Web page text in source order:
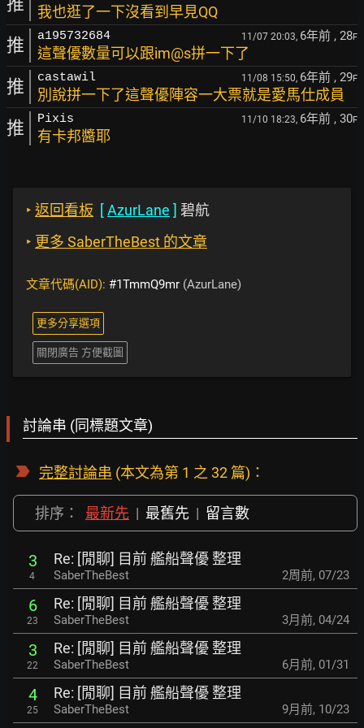
我也逛了一下沒看到早見QQ
推 a195732684 11/07 20:03, 6年前 , 28F
這聲優數量可以跟im@s拼一下了
推 castawil 11/08 15:50, 6年前 , 29F
別說拼一下了這聲優陣容一大票就是愛馬仕成員
推 Pixis 11/10 18:23, 6年前 , 30F
有卡邦醬耶
‣ 返回看板 [AzurLane ] 碧航
‣ 更多 SaberTheBest 的文章
文章代碼(AID): #1TmmQ9mr (AzurLane)
更多分享選項
關閉廣告 方便截圖
討論串 (同標題文章)
完整討論串 (本文為第 1 之 32 篇)：
排序： 最新先 | 最舊先 | 留言數
3
4
Re: [閒聊] 目前 艦船聲優 整理
SaberTheBest 2周前, 07/23
6
23
Re: [閒聊] 目前 艦船聲優 整理
SaberTheBest 3月前, 04/24
3
22
Re: [閒聊] 目前 艦船聲優 整理
SaberTheBest 6月前, 01/31
4
25
Re: [閒聊] 目前 艦船聲優 整理
SaberTheBest 9月前, 10/23